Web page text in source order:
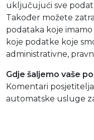
uključujući sve
Također možete
podataka koje
koje podatke koje
administrativne,
Gdje šaljemo vaše
Komentari
automatske usluge